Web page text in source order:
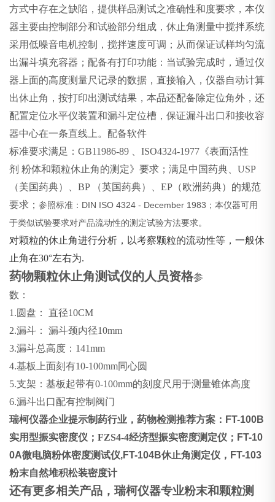
方式中存在之缺陷，提供样品测试之准确性和度要求，本仪
器主要由控制部分和试验部分组成，休止角测量中搅拌系统
采用低噪音电机控制，搅拌速度可调；从而保证试样均匀流
出漏斗填充容器；配备有打印功能：当试验完成时，通过仪
器上面的高度测量尺记录的数据，直接输入，仪器自动计算
出休止角，按打印出测试结果，本品还配备除定位角外，还
配置定位水平仪装置和漏斗定位槽，保证漏斗出口和接收容
器中心在一条直线上。配备软件
标准要求满足：GB11986-89 、ISO4324-1977《表面活性
剂 粉体和颗粒休止角的测定》要求；满足中国药典、USP
（美国药典） 、BP （英国药典） 、EP （欧洲药典） 的规范
要求；参照标准： DIN ISO 4324 - December 1983 ；本仪器可用
于类似试验要求对产品流动性的测定试验方法要求。
对颗粒的休止角进行分析，以考察颗粒的流动性等，一般休
止角在30°左右为.
药物颗粒休止角测试仪的人员资格参
数：
1.圆盘： 直径10CM
2.漏斗： 漏斗颈内径10mm
3.漏斗总高度：141mm
4.基板上面刻有10-100mm同心圆
5.支架：基板起带有0-100mm的刻度尺用于测量锥体高度
6.漏斗出口配有控制阀门
瑞柯仪器企业提示制药行业，药物检测推荐方案： FT-100B
实用型振实密度仪 ；FZS4-4经济型振实密度测定仪； FT-10
0A微电脑粉体密度测试仪,FT-104B休止角测定仪， FT-103
粉末自然堆积松装密度计
还有更多相关产品，瑞柯仪器专业粉末和颗粒测